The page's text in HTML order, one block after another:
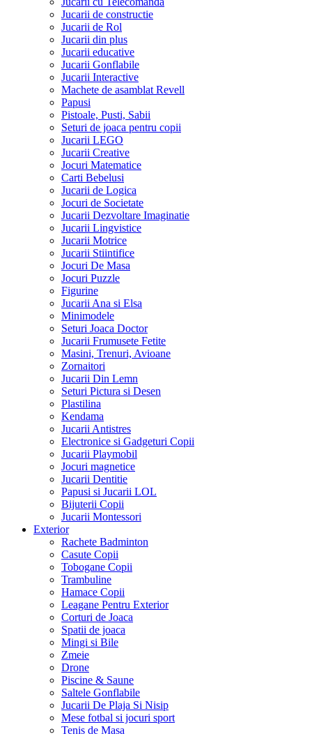
Jucarii de constructie
Jucarii de Rol
Jucarii din plus
Jucarii educative
Jucarii Gonflabile
Jucarii Interactive
Machete de asamblat Revell
Papusi
Pistoale, Pusti, Sabii
Seturi de joaca pentru copii
Jucarii LEGO
Jucarii Creative
Jocuri Matematice
Carti Bebelusi
Jucarii de Logica
Jocuri de Societate
Jucarii Dezvoltare Imaginatie
Jucarii Lingvistice
Jucarii Motrice
Jucarii Stiintifice
Jocuri De Masa
Jocuri Puzzle
Figurine
Jucarii Ana si Elsa
Minimodele
Seturi Joaca Doctor
Jucarii Frumusete Fetite
Masini, Trenuri, Avioane
Zornaitori
Jucarii Din Lemn
Seturi Pictura si Desen
Plastilina
Kendama
Jucarii Antistres
Electronice si Gadgeturi Copii
Jucarii Playmobil
Jocuri magnetice
Jucarii Dentitie
Papusi si Jucarii LOL
Bijuterii Copii
Jucarii Montessori
Exterior
Rachete Badminton
Casute Copii
Tobogane Copii
Trambuline
Hamace Copii
Leagane Pentru Exterior
Corturi de Joaca
Spatii de joaca
Mingi si Bile
Zmeie
Drone
Piscine & Saune
Saltele Gonflabile
Jucarii De Plaja Si Nisip
Mese fotbal si jocuri sport
Tenis de Masa